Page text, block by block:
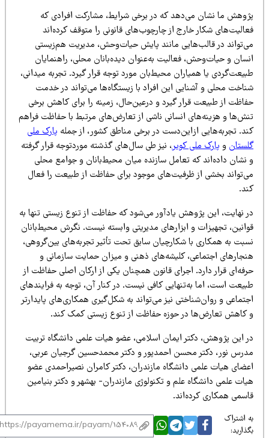
ما نشان می‌دهد که در برخی شرایط، مشارکت افرادی که
شکار خارج از چارچوب‌های قانونی را متوقف کرده‌اند
در قالب‌هایی مانند پایش حیات‌وحش، مدیریت هم‌زیستی
و حیات‌وحش، فعالیت به‌عنوان دیده‌بانان محلی، راهنمایان
یا همیاران محیط‌بان مورد توجه قرار گیرد. تجربه میدانی،
محلی و آشنایی این افراد با زیستگاه‌ها می‌تواند در خدمت
از طبیعت قرار گیرد و درعین‌حال، زمینه را برای کاهش برخی
و هزینه‌های انسانی ناشی از تعارض‌های مرتبط با حفاظت فراهم
تجربه‌هایی ازاین‌دست در برخی مناطق کشور، از جملهپارک ملی
وپارک ملی کویر، نیز طی سال‌های گذشته موردتوجه قرار گرفته
نشان داده‌اند که تعامل سازنده میان محیط‌بانان و جوامع محلی
بخشی از ظرفیت‌های موجود برای حفاظت از طبیعت را فعال
نهایت، این پژوهش یادآور می‌شود که حفاظت از تنوع زیستی تنها به
تجهیزات و ابزارهای مدیریتی وابسته نیست. نگرش محیط‌بانان
به همکاری با شکارچیان سابق تحت تأثیر تجربه‌های بین‌گروهی،
اجتماعی، کلیشه‌های ذهنی و میزان حمایت سازمانی و
قرار دارد. اجرای قانون همچنان یکی از ارکان اصلی حفاظت از
است، اما به‌تنهایی کافی نیست. در کنار آن، توجه به فرایندهای
و روان‌شناختی نیز می‌تواند به شکل‌گیری همکاری‌های پایدارتر
کاهش تعارض‌ها در حوزه حفاظت از تنوع زیستی کمک کند.
این پژوهش، دکتر ایمان اسلامی، عضو هیات علمی دانشگاه تربیت
نور، دکتر محسن احمدپور و دکتر محمدحسین گرجیان عربی،
هیات علمی دانشگاه مازندران، دکتر کامران نصیراحمدی عضو
علمی دانشگاه علم و تکنولوژی مازندران- بهشهر و دکتر بنیامین
همکاری کرده‌اند.
اشتراک